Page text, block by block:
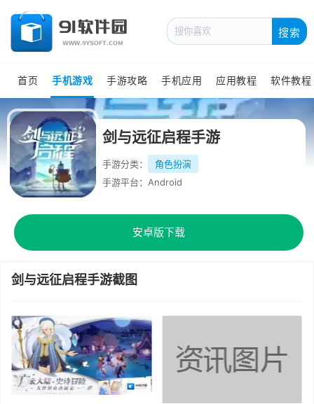
搜索
首页 手机游戏 手游攻略 手机应用 应用教程 软件教程
剑与远征启程手游
手游分类：
角色扮演
手游平台：Android
安卓版下载
剑与远征启程手游截图